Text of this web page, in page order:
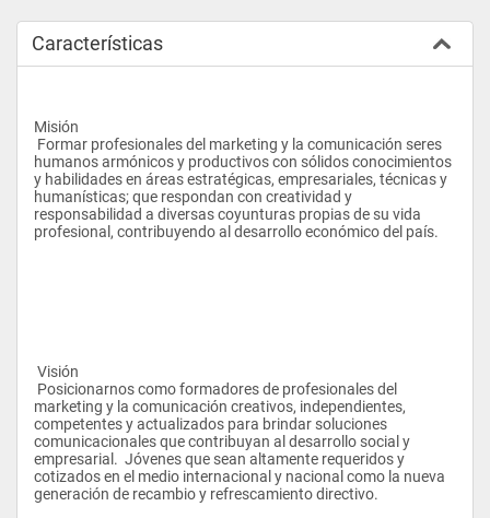
Características
Misión
humanos armónicos y productivos con sólidos conocimientos
y habilidades en áreas estratégicas, empresariales, técnicas y
humanísticas; que respondan con creatividad y
responsabilidad a diversas coyunturas propias de su vida
profesional, contribuyendo al desarrollo económico del país.
Visión
marketing y la comunicación creativos, independientes,
competentes y actualizados para brindar soluciones
comunicacionales que contribuyan al desarrollo social y
empresarial.  Jóvenes que sean altamente requeridos y
cotizados en el medio internacional y nacional como la nueva
generación de recambio y refrescamiento directivo.